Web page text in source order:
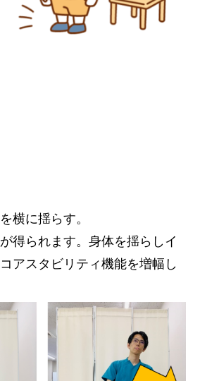
横に揺らす。
得られます。身体を揺らしイ
アスタビリティ機能を増幅し